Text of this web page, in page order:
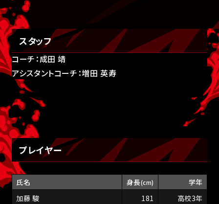
スタッフ
コーチ：成田 靖
アシスタントコーチ：増田 英寿
プレイヤー
氏名 身長(cm)
学年
加藤 駿
181
高校3年